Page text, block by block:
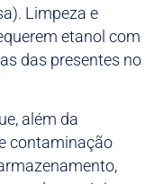
Limpeza e
etanol com
das presentes no
além da
contaminação